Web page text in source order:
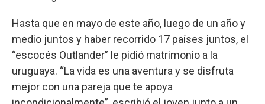
Hasta que en mayo de este año, luego de un año y
medio juntos y haber recorrido 17 países juntos, el
“escocés Outlander” le pidió matrimonio a la
uruguaya. “La vida es una aventura y se disfruta
mejor con una pareja que te apoya